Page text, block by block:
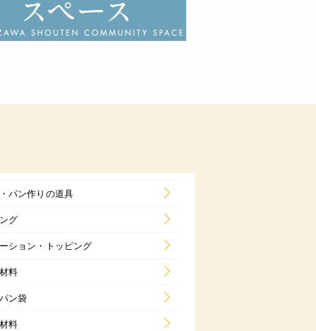
パン作りの道具
グ
ション・トッピング
料
ン袋
料